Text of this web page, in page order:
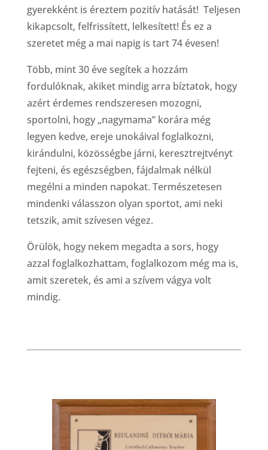
gyerekként is éreztem pozitív hatását! Teljesen
kikapcsolt, felfrissített, lelkesített! És ez a
szeretet még a mai napig is tart 74 évesen!
Több, mint 30 éve segítek a hozzám
fordulóknak, akiket mindig arra bíztatok, hogy
azért érdemes rendszeresen mozogni,
sportolni, hogy „nagymama” korára még
legyen kedve, ereje unokáival foglalkozni,
kirándulni, közösségbe járni, keresztrejtvényt
fejteni, és egészségben, fájdalmak nélkül
megélni a minden napokat. Természetesen
mindenki válasszon olyan sportot, ami neki
tetszik, amit szívesen végez.
Örülök, hogy nekem megadta a sors, hogy
azzal foglalkozhattam, foglalkozom még ma is,
amit szeretek, és ami a szívem vágya volt
mindig.